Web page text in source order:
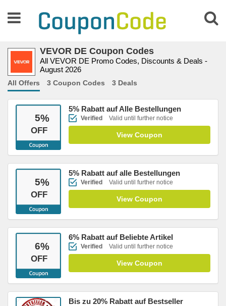
VEVOR DE Coupon Codes
All VEVOR DE Promo Codes, Discounts & Deals -
August 2026
All Offers 3 Coupon Codes 3 Deals
5%
OFF
5% Rabatt auf Alle Bestellungen
Verified Valid until further notice
View Coupon
5%
OFF
5% Rabatt auf alle Bestellungen
Verified Valid until further notice
View Coupon
6%
OFF
6% Rabatt auf Beliebte Artikel
Verified Valid until further notice
View Coupon
Bis zu 20% Rabatt auf Bestseller